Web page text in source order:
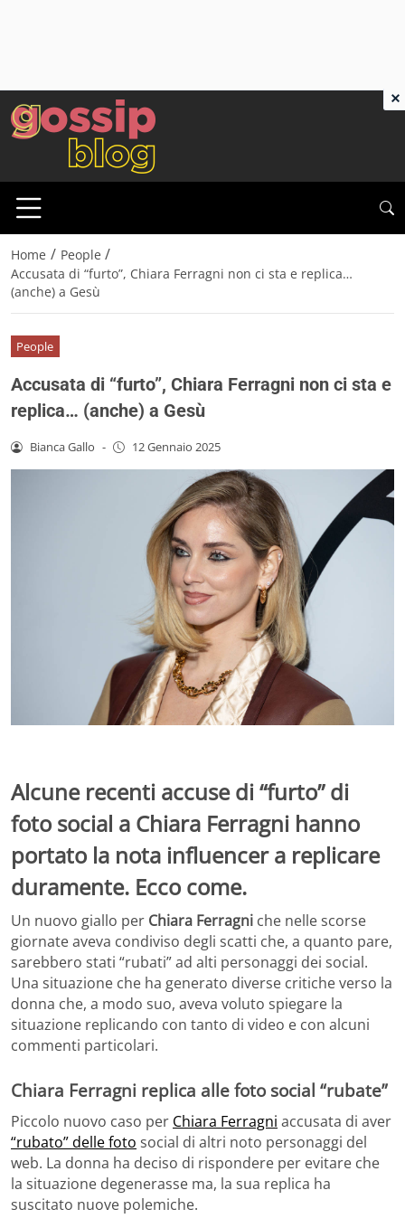
Home / People /
Accusata di “furto”, Chiara Ferragni non ci sta e replica…
(anche) a Gesù
People
Accusata di “furto”, Chiara Ferragni non ci sta e
replica… (anche) a Gesù
Bianca Gallo - 12 Gennaio 2025
Alcune recenti accuse di “furto” di
foto social a Chiara Ferragni hanno
portato la nota influencer a replicare
duramente. Ecco come.
Un nuovo giallo per Chiara Ferragni che nelle scorse
giornate aveva condiviso degli scatti che, a quanto pare,
sarebbero stati “rubati” ad alti personaggi dei social.
Una situazione che ha generato diverse critiche verso la
donna che, a modo suo, aveva voluto spiegare la
situazione replicando con tanto di video e con alcuni
commenti particolari.
Chiara Ferragni replica alle foto social “rubate”
Piccolo nuovo caso per Chiara Ferragni accusata di aver
“rubato” delle foto social di altri noto personaggi del
web. La donna ha deciso di rispondere per evitare che
la situazione degenerasse ma, la sua replica ha
suscitato nuove polemiche.
×